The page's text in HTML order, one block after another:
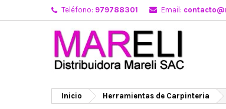
Teléfono: 979788301 Email:
Inicio Herramientas de Carpinteria